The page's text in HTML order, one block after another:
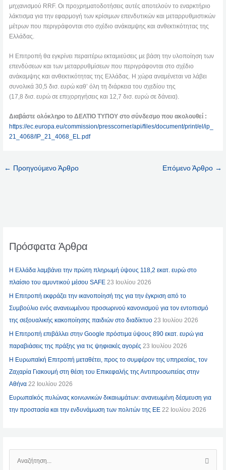
μηχανισμού RRF. Οι προχρηματοδοτήσεις αυτές αποτελούν το εναρκτήριο
λάκτισμα για την εφαρμογή των κρίσιμων επενδυτικών και μεταρρυθμιστικών
μέτρων που περιγράφονται στο σχέδιο ανάκαμψης και ανθεκτικότητας της
Ελλάδας.
Η Επιτροπή θα εγκρίνει περαιτέρω εκταμιεύσεις με βάση την υλοποίηση των
επενδύσεων και των μεταρρυθμίσεων που περιγράφονται στο σχέδιο
ανάκαμψης και ανθεκτικότητας της Ελλάδας. Η χώρα αναμένεται να λάβει
συνολικά 30,5 δισ. ευρώ καθ’ όλη τη διάρκεια του σχεδίου της
(17,8 δισ. ευρώ σε επιχορηγήσεις και 12,7 δισ. ευρώ σε δάνεια).
Διαβάστε ολόκληρο το ΔΕΛΤΙΟ ΤΥΠΟΥ στο σύνδεσμο που ακολουθεί :
https://ec.europa.eu/commission/presscorner/api/files/document/print/el/ip_
21_4068/IP_21_4068_EL.pdf
← Προηγούμενο Άρθρο Επόμενο Άρθρο →
Πρόσφατα Άρθρα
Η Ελλάδα λαμβάνει την πρώτη πληρωμή ύψους 118,2 εκατ. ευρώ στο
πλαίσιο του αμυντικού μέσου SAFE 23 Ιουλίου 2026
Η Επιτροπή εκφράζει την ικανοποίησή της για την έγκριση από το
Συμβούλιο ενός ανανεωμένου προσωρινού κανονισμού για τον εντοπισμό
της σεξουαλικής κακοποίησης παιδιών στο διαδίκτυο 23 Ιουλίου 2026
Η Επιτροπή επιβάλλει στην Google πρόστιμα ύψους 890 εκατ. ευρώ για
παραβιάσεις της πράξης για τις ψηφιακές αγορές 23 Ιουλίου 2026
Η Ευρωπαϊκή Επιτροπή μεταθέτει, προς το συμφέρον της υπηρεσίας, τον
Ζαχαρία Γιακουμή στη θέση του Επικεφαλής της Αντιπροσωπείας στην
Αθήνα 22 Ιουλίου 2026
Ευρωπαϊκός πυλώνας κοινωνικών δικαιωμάτων: ανανεωμένη δέσμευση για
την προστασία και την ενδυνάμωση των πολιτών της ΕΕ 22 Ιουλίου 2026